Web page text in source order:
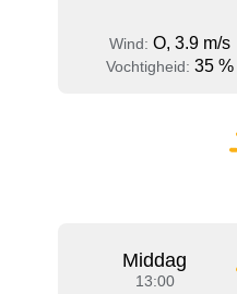
Wind: O, 3.9 m/s
Vochtigheid: 35 %
Middag
13:00